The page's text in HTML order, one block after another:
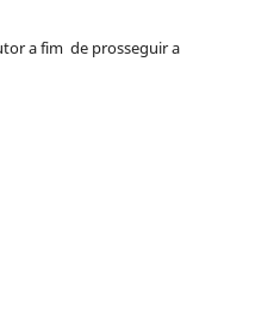
a fim de prosseguir a